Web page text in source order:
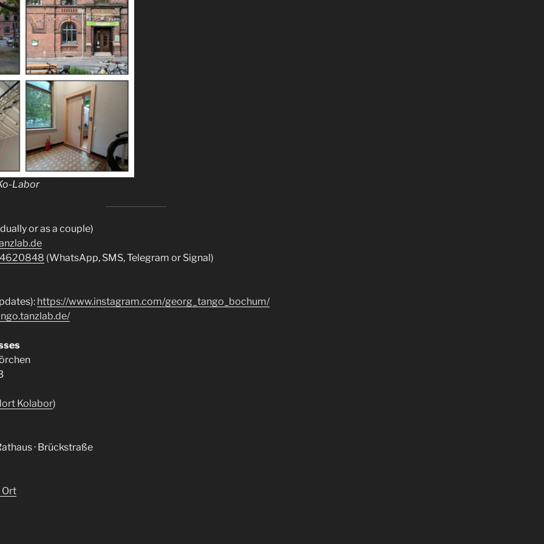
Labor
or as a couple)
(WhatsApp, SMS, Telegram or Signal)
https://www.instagram.com/georg_tango_bochum/
Kolabor)
· Brückstraße
Ort